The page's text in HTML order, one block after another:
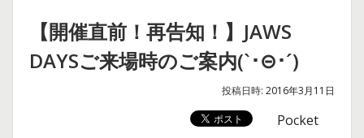
【開催直前！再告知！】JAWS
DAYSご来場時のご案内(`･⊝･´)
投稿日時: 2016年3月11日
Pocket